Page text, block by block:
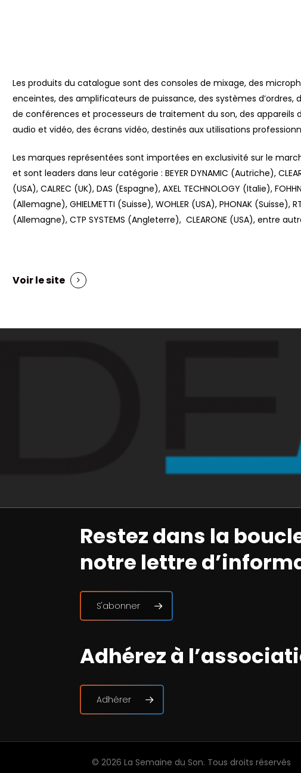
Les produits du catalogue sont des consoles de mixage, des
enceintes, des amplificateurs de puissance, des systèmes d’ordres,
de conférences et processeurs de traitement du son, des appareils
audio et vidéo, des écrans vidéo, destinés aux utilisations
Les marques représentées sont importées en exclusivité sur le
et sont leaders dans leur catégorie : BEYER DYNAMIC (Autriche),
(USA), CALREC (UK), DAS (Espagne), AXEL TECHNOLOGY (Italie), FOHHN
(Allemagne), GHIELMETTI (Suisse), WOHLER (USA), PHONAK (Suisse),
(Allemagne), CTP SYSTEMS (Angleterre), CLEARONE (USA), entre
Voir le site
Restez dans la
notre lettre
S'abonner
Adhérez à
Adhérer
© 2026 La Semaine du Son. Tous droits réservés